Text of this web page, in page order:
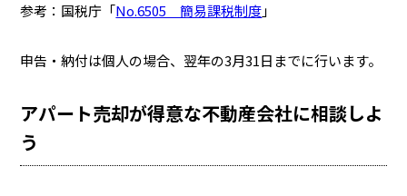
参考：国税庁「No.6505 簡易課税制度」
申告・納付は個人の場合、翌年の3月31日までに行います。
アパート売却が得意な不動産会社に相談しよ
う